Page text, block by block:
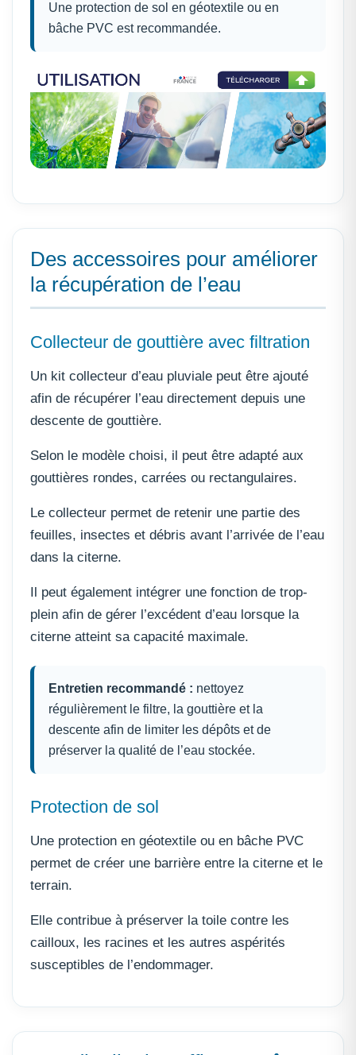
Une protection de sol en géotextile ou en
bâche PVC est recommandée.
Des accessoires pour améliorer
la récupération de l’eau
Collecteur de gouttière avec filtration
Un kit collecteur d’eau pluviale peut être ajouté
afin de récupérer l’eau directement depuis une
descente de gouttière.
Selon le modèle choisi, il peut être adapté aux
gouttières rondes, carrées ou rectangulaires.
Le collecteur permet de retenir une partie des
feuilles, insectes et débris avant l’arrivée de l’eau
dans la citerne.
Il peut également intégrer une fonction de trop-
plein afin de gérer l’excédent d’eau lorsque la
citerne atteint sa capacité maximale.
Entretien recommandé : nettoyez
régulièrement le filtre, la gouttière et la
descente afin de limiter les dépôts et de
préserver la qualité de l’eau stockée.
Protection de sol
Une protection en géotextile ou en bâche PVC
permet de créer une barrière entre la citerne et le
terrain.
Elle contribue à préserver la toile contre les
cailloux, les racines et les autres aspérités
susceptibles de l’endommager.